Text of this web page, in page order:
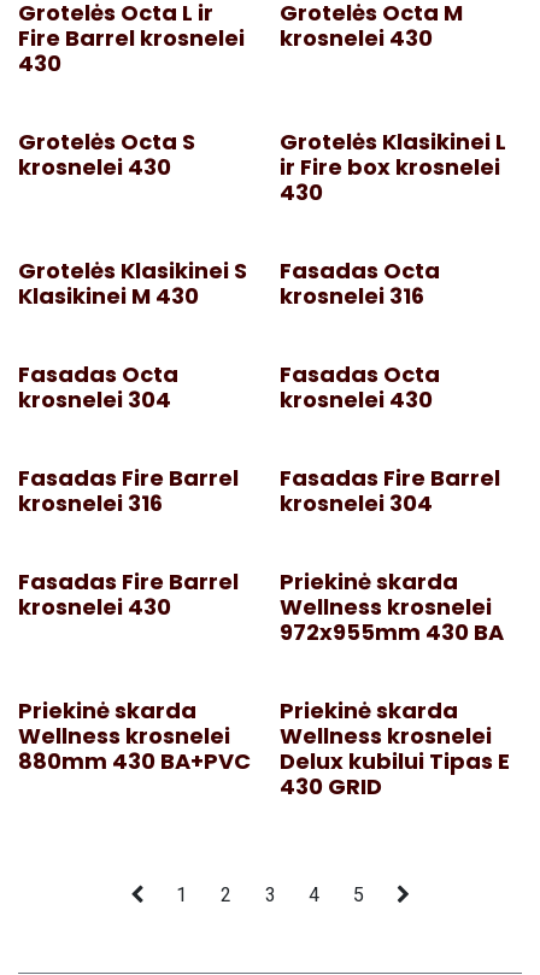
Grotelės Octa L ir
Fire Barrel krosnelei
430
Grotelės Octa M
krosnelei 430
Grotelės Octa S
krosnelei 430
Grotelės Klasikinei L
ir Fire box krosnelei
430
Grotelės Klasikinei S
Klasikinei M 430
Fasadas Octa
krosnelei 316
Fasadas Octa
krosnelei 304
Fasadas Octa
krosnelei 430
Fasadas Fire Barrel
krosnelei 316
Fasadas Fire Barrel
krosnelei 304
Fasadas Fire Barrel
krosnelei 430
Priekinė skarda
Wellness krosnelei
972x955mm 430 BA
Priekinė skarda
Wellness krosnelei
880mm 430 BA+PVC
Priekinė skarda
Wellness krosnelei
Delux kubilui Tipas E
430 GRID
1 2 3 4 5